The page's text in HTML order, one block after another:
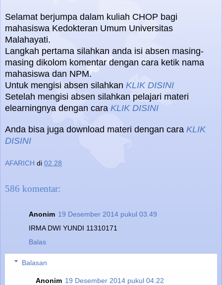
Selamat berjumpa dalam kuliah CHOP bagi
mahasiswa Kedokteran Umum Universitas
Malahayati.
Langkah pertama silahkan anda isi absen masing-
masing dikolom komentar dengan cara ketik nama
mahasiswa dan NPM.
Untuk mengisi absen silahkan KLIK DISINI
Setelah mengisi absen silahkan pelajari materi
elearningnya dengan cara KLIK DISINI
Anda bisa juga download materi dengan cara KLIK
DISINI
AFARICH di 02.28
586 komentar:
Anonim 19 Desember 2014 pukul 03.49
IRMA DWI YUNDI 11310171
Balas
Balasan
Anonim 19 Desember 2014 pukul 04.22